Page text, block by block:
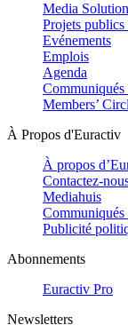
Media
Projets publics
Evénements
Emplois
Agenda
Communiqués
Members’
À Propos d'Euractiv
À propos
Contactez-
Mediahuis
Communiqués
Publicité
Abonnements
Euractiv Pro
Newsletters